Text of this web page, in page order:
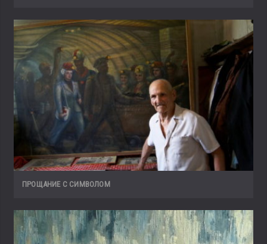
ПРОЩАНИЕ С СИМВОЛОМ